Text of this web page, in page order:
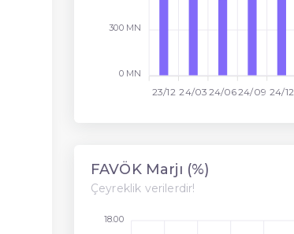
23/12 24/0324/0624/09 24/12
300 MN
0 MN
FAVÖK Marjı (%)
Çeyreklik verilerdir!
18.00